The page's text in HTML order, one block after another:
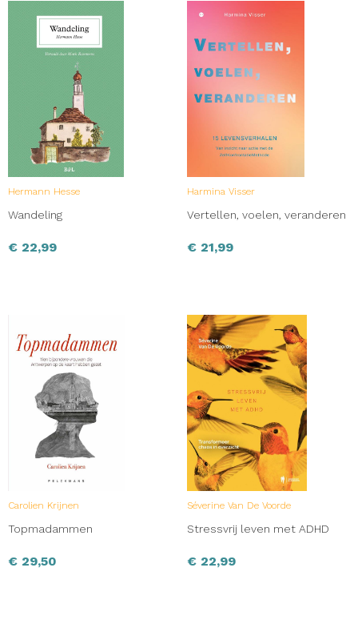
Hermann Hesse
Wandeling
€ 22,99
Harmina Visser
Vertellen, voelen, veranderen
€ 21,99
Carolien Krijnen
Topmadammen
€ 29,50
Séverine Van De Voorde
Stressvrij leven met ADHD
€ 22,99